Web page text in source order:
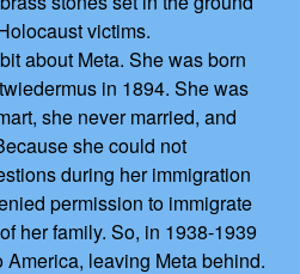
victims.
about Meta. She was born
in 1894. She was
she never married, and
she could not
during her immigration
permission to immigrate
her family. So, in 1938-1939
leaving Meta behind.